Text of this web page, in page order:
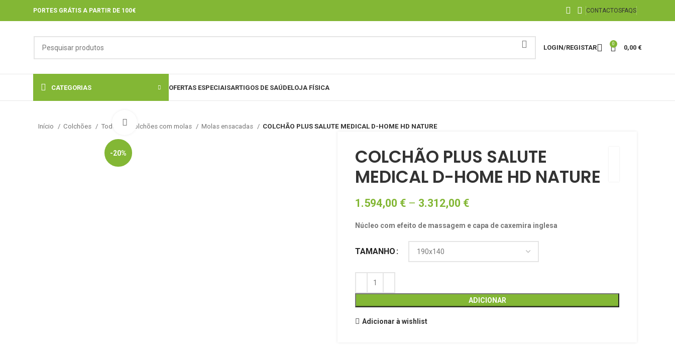
PORTES GRÁTIS A PARTIR DE 100€ CONTACTOSFAQS
LOGIN/REGISTAR
0
0,00 €
CATEGORIAS OFERTAS ESPECIAISARTIGOS DE SAÚDELOJA FÍSICA
Início Colchões Todos os colchões com molas Molas ensacadas COLCHÃO PLUS SALUTE MEDICAL D-HOME HD NATURE
-20%
Click to enlarge
COLCHÃO PLUS SALUTE
MEDICAL D-HOME HD NATURE
1.594,00 € – 3.312,00 €
Núcleo com efeito de massagem e capa de caxemira inglesa
TAMANHO
ADICIONAR
Adicionar à wishlist